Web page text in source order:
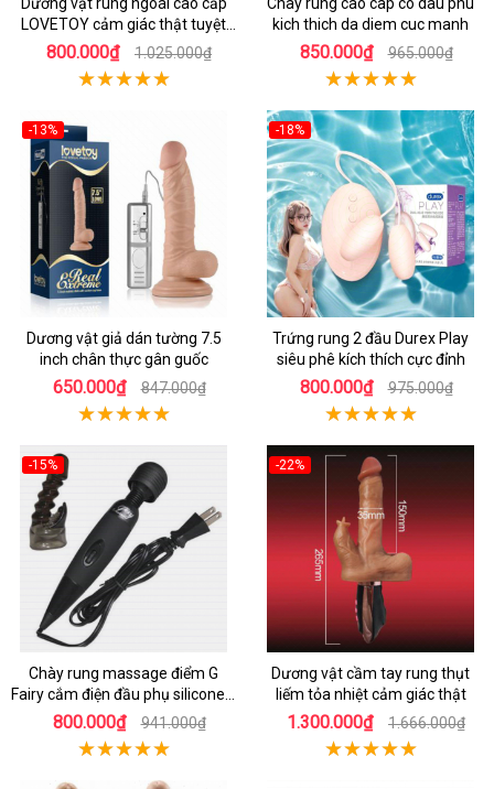
LOVETOY cảm giác thật tuyệt
vời
800.000₫ 1.025.000₫
kich thich da diem cuc manh
850.000₫ 965.000₫
-13%
Dương vật giả dán tường 7.5
inch chân thực gân guốc
650.000₫ 847.000₫
-18%
Trứng rung 2 đầu Durex Play
siêu phê kích thích cực đỉnh
800.000₫ 975.000₫
-15%
Chày rung massage điểm G
Fairy cắm điện đầu phụ silicone y
tế an toàn
800.000₫ 941.000₫
-22%
Dương vật cầm tay rung thụt
liếm tỏa nhiệt cảm giác thật
1.300.000₫ 1.666.000₫